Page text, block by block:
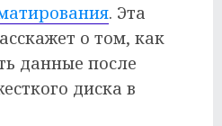
. Эта
о том, как
данные после
диска в